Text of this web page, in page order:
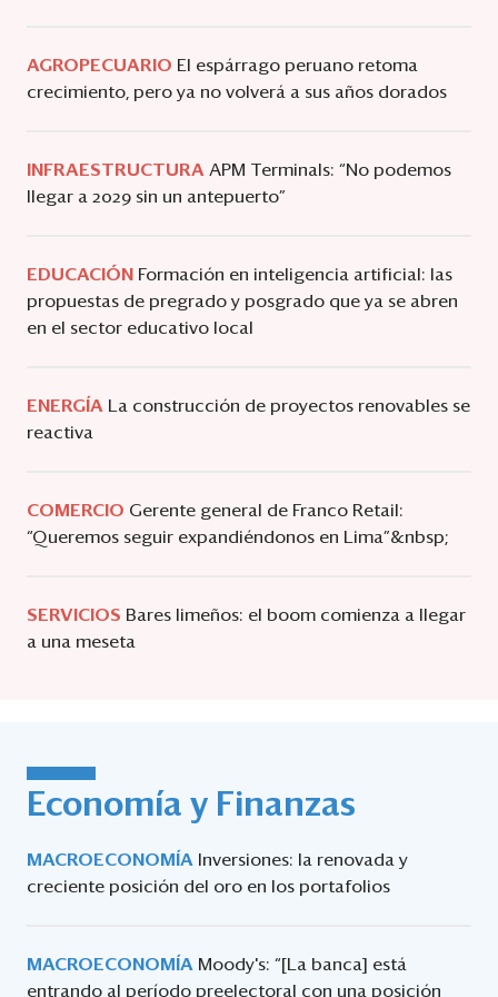
AGROPECUARIO El espárrago peruano retoma
crecimiento, pero ya no volverá a sus años dorados
INFRAESTRUCTURA APM Terminals: “No podemos
llegar a 2029 sin un antepuerto”
EDUCACIÓN Formación en inteligencia artificial: las
propuestas de pregrado y posgrado que ya se abren
en el sector educativo local
ENERGÍA
La construcción de proyectos renovables se
reactiva
COMERCIO Gerente general de Franco Retail:
“Queremos seguir expandiéndonos en Lima”&nbsp;
SERVICIOS Bares limeños: el boom comienza a llegar
a una meseta
Economía y Finanzas
MACROECONOMÍA
Inversiones: la renovada y
creciente posición del oro en los portafolios
MACROECONOMÍA Moody's: “[La banca] está
entrando al período preelectoral con una posición